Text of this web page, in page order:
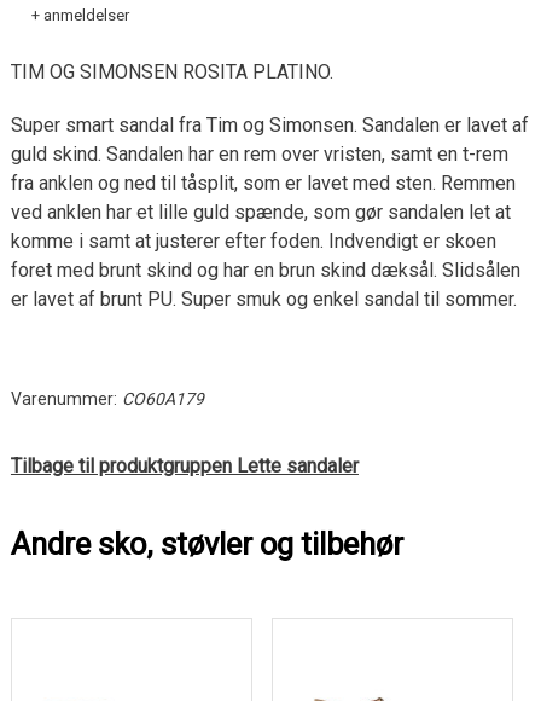
+ anmeldelser
TIM OG SIMONSEN ROSITA PLATINO.
Super smart sandal fra Tim og Simonsen. Sandalen er lavet af
guld skind. Sandalen har en rem over vristen, samt en t-rem
fra anklen og ned til tåsplit, som er lavet med sten. Remmen
ved anklen har et lille guld spænde, som gør sandalen let at
komme i samt at justerer efter foden. Indvendigt er skoen
foret med brunt skind og har en brun skind dæksål. Slidsålen
er lavet af brunt PU. Super smuk og enkel sandal til sommer.
Varenummer: CO60A179
Tilbage til produktgruppen Lette sandaler
Andre sko, støvler og tilbehør